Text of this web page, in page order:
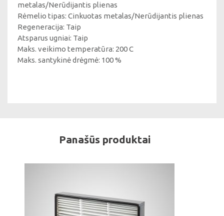
metalas/Nerūdijantis plienas
Rėmelio tipas: Cinkuotas metalas/Nerūdijantis plienas
Regeneracija: Taip
Atsparus ugniai: Taip
Maks. veikimo temperatūra: 200 C
Maks. santykinė drėgmė: 100 %
Panašūs produktai